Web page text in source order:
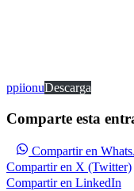
ppiionuDescarga
Comparte esta
Compartir en
Compartir en X (Twitter)
Compartir en LinkedIn